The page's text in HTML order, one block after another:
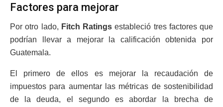
Factores para mejorar
Por otro lado, Fitch Ratings estableció tres factores que
podrían llevar a mejorar la calificación obtenida por
Guatemala.
El primero de ellos es mejorar la recaudación de
impuestos para aumentar las métricas de sostenibilidad
de la deuda, el segundo es abordar la brecha de